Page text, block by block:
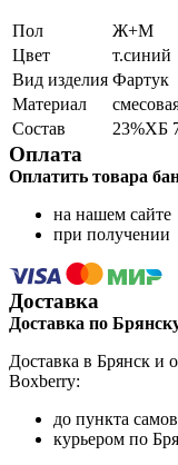
Пол
Ж+М
Цвет
т.синий
Вид изделия Фартук
Материал
Состав
23%ХБ
Оплата
Оплатить товара
на нашем сайте
при получении
Доставка
Доставка по
Доставка в Брянск и
Boxberry:
до пункта
курьером по